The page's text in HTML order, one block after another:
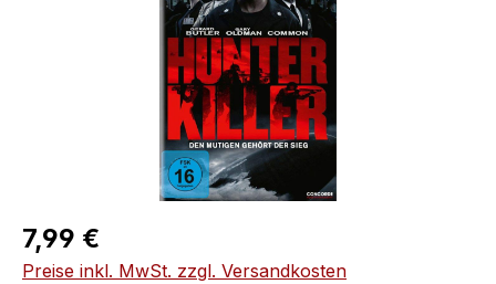
Regulärer Preis:
7,99 €
Preise inkl. MwSt. zzgl. Versandkosten